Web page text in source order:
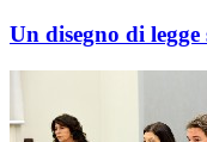
Un disegno di